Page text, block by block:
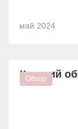
май 2024
Краткий